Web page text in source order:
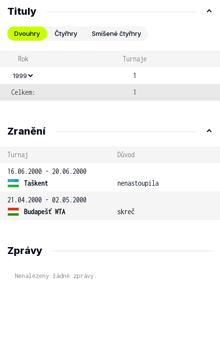
Tituly
Dvouhry Čtyřhry Smíšené čtyřhry
Rok Turnaje
1999
1
Celkem:
1
Zranění
Turnaj
Důvod
16.06.2000 - 20.06.2000
Taškent
nenastoupila
21.04.2000 - 02.05.2000
Budapešť WTA
skreč
Zprávy
Nenalezeny žádné zprávy.